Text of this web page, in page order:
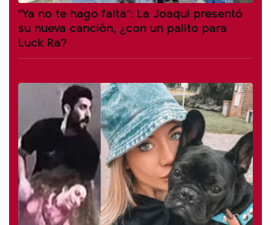
"Ya no te hago falta": La Joaqui presentó
su nueva canción, ¿con un palito para
Luck Ra?